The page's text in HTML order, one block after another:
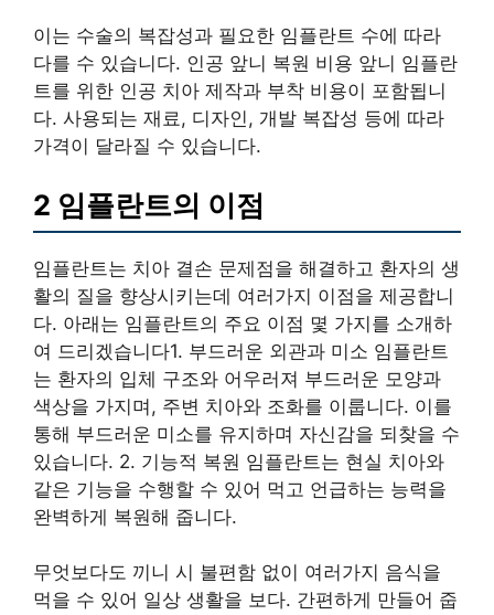
이는 수술의 복잡성과 필요한 임플란트 수에 따라
다를 수 있습니다. 인공 앞니 복원 비용 앞니 임플란
트를 위한 인공 치아 제작과 부착 비용이 포함됩니
다. 사용되는 재료, 디자인, 개발 복잡성 등에 따라
가격이 달라질 수 있습니다.
2 임플란트의 이점
임플란트는 치아 결손 문제점을 해결하고 환자의 생
활의 질을 향상시키는데 여러가지 이점을 제공합니
다. 아래는 임플란트의 주요 이점 몇 가지를 소개하
여 드리겠습니다1. 부드러운 외관과 미소 임플란트
는 환자의 입체 구조와 어우러져 부드러운 모양과
색상을 가지며, 주변 치아와 조화를 이룹니다. 이를
통해 부드러운 미소를 유지하며 자신감을 되찾을 수
있습니다. 2. 기능적 복원 임플란트는 현실 치아와
같은 기능을 수행할 수 있어 먹고 언급하는 능력을
완벽하게 복원해 줍니다.
무엇보다도 끼니 시 불편함 없이 여러가지 음식을
먹을 수 있어 일상 생활을 보다. 간편하게 만들어 줍